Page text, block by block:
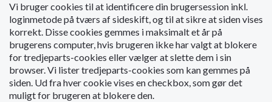
Vi bruger cookies til at identificere din brugersession inkl.
loginmetode på tværs af sideskift, og til at sikre at siden vises
korrekt. Disse cookies gemmes i maksimalt et år på
brugerens computer, hvis brugeren ikke har valgt at blokere
for tredjeparts-cookies eller vælger at slette dem i sin
browser. Vi lister tredjeparts-cookies som kan gemmes på
siden. Ud fra hver cookie vises en checkbox, som gør det
muligt for brugeren at blokere den.